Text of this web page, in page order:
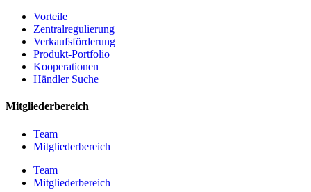
Vorteile
Zentralregulierung
Verkaufsförderung
Produkt-Portfolio
Kooperationen
Händler Suche
Mitgliederbereich
Team
Mitgliederbereich
Team
Mitgliederbereich